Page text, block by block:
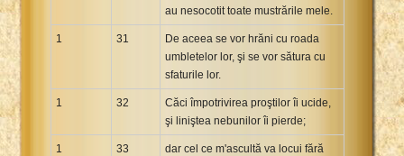
au nesocotit toate mustrările mele.
1 31
De aceea se vor hrăni cu roada
umbletelor lor, şi se vor sătura cu
sfaturile lor.
1 32
Căci împotrivirea proştilor îi ucide,
şi liniştea nebunilor îi pierde;
1 33
dar cel ce m'ascultă va locui fără